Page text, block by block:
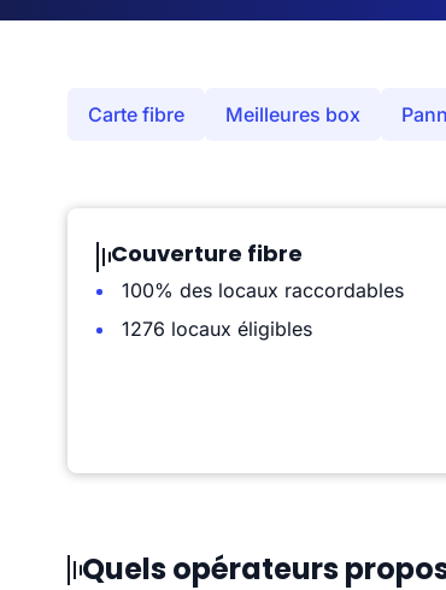
Carte fibre Meilleures box
Couverture fibre
100% des locaux raccordables
1276 locaux éligibles
Quels opérateurs